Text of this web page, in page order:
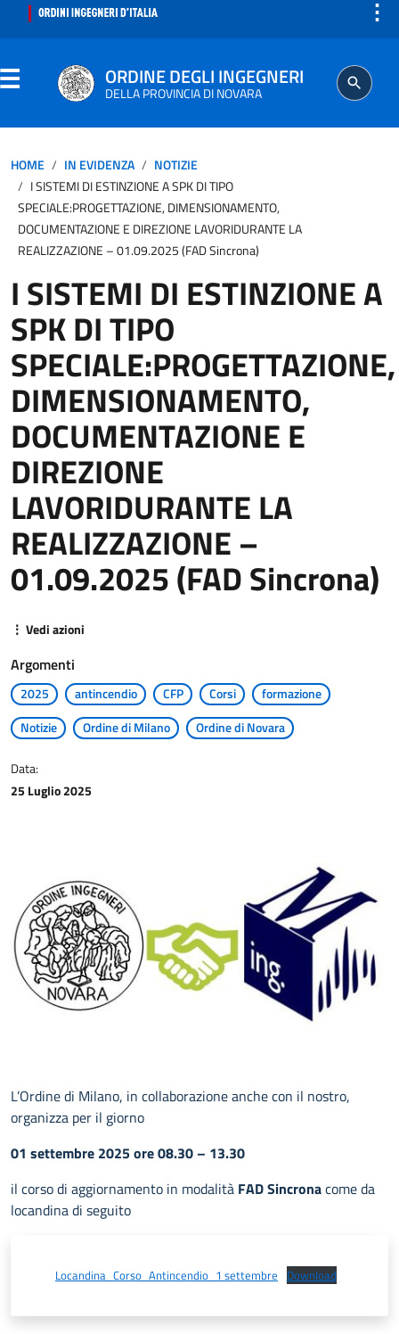
⋮
ORDINE DEGLI INGEGNERI
DELLA PROVINCIA DI NOVARA
SEGRETERIA
ISCRITTO
PROFESSIONE
AGGIORNAMENTO PROFESSIONALE
HOME IN EVIDENZA
NOTIZIE
I SISTEMI DI ESTINZIONE A SPK DI TIPO
SPECIALE:PROGETTAZIONE, DIMENSIONAMENTO,
DOCUMENTAZIONE E DIREZIONE LAVORIDURANTE LA
REALIZZAZIONE – 01.09.2025 (FAD Sincrona)
I SISTEMI DI ESTINZIONE A
SPK DI TIPO
SPECIALE:PROGETTAZIONE,
DIMENSIONAMENTO,
DOCUMENTAZIONE E
DIREZIONE
LAVORIDURANTE LA
REALIZZAZIONE –
01.09.2025 (FAD Sincrona)
⋮ Vedi azioni
Argomenti
2025 antincendio CFP Corsi
formazione
Notizie
Ordine di Milano Ordine di Novara
Data:
25 Luglio 2025
L’Ordine di Milano, in collaborazione anche con il nostro,
organizza per il giorno
01 settembre 2025 ore 08.30 – 13.30
il corso di aggiornamento in modalità FAD Sincronacome da
locandina di seguito
Locandina_Corso_Antincendio_1 settembre Download